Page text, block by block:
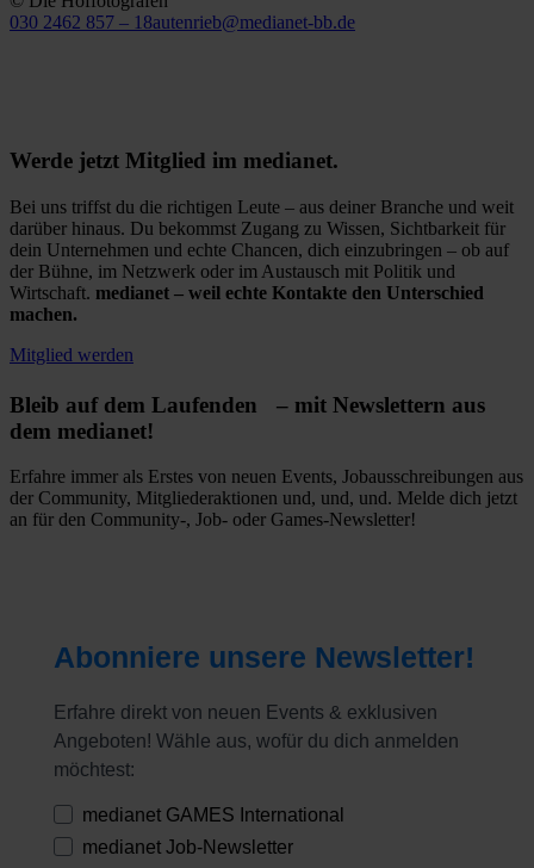
030 2462 857 – 18autenrieb@medianet-bb.de
Werde jetzt Mitglied im medianet.
Bei uns triffst du die richtigen Leute – aus deiner Branche und weit
darüber hinaus. Du bekommst Zugang zu Wissen, Sichtbarkeit für
dein Unternehmen und echte Chancen, dich einzubringen – ob auf
der Bühne, im Netzwerk oder im Austausch mit Politik und
Wirtschaft. medianet – weil echte Kontakte den Unterschied
machen.
Mitglied werden
Bleib auf dem Laufenden – mit Newslettern aus
dem medianet!
Erfahre immer als Erstes von neuen Events, Jobausschreibungen aus
der Community, Mitgliederaktionen und, und, und. Melde dich jetzt
an für den Community-, Job- oder Games-Newsletter!
Abonniere unsere Newsletter!
Erfahre direkt von neuen Events & exklusiven
Angeboten! Wähle aus, wofür du dich anmelden
möchtest:
medianet GAMES International
medianet Job-Newsletter